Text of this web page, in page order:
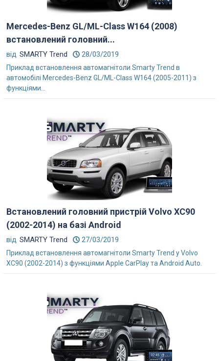
Mercedes-Benz GL/ML-Class W164 (2008)
встановлений головний...
від SMARTY Trend 28/03/2019
Приклад встановлення автомагнітоли Smarty Trend в
автомобілі Mercedes-Benz GL/ML-Class W164 (2005-2011) з
функціями...
Встановлений головний пристрій Volvo XC90
(2002-2014) на базі Android
від SMARTY Trend 27/03/2019
Приклад встановлення автомагнітоли Smarty Trend у Volvo
XC90 (2002-2014) з функціями Apple CarPlay та Android Auto.